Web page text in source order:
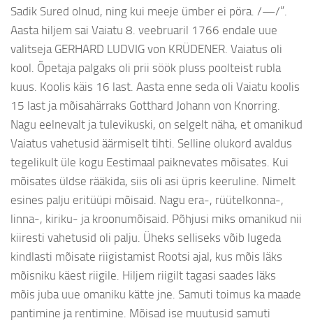
Sadik Sured olnud, ning kui meeje ümber ei pöra. /—/”.
Aasta hiljem sai Vaiatu 8. veebruaril 1766 endale uue
valitseja GERHARD LUDVIG von KRÜDENER. Vaiatus oli
kool. Õpetaja palgaks oli prii söök pluss poolteist rubla
kuus. Koolis käis 16 last. Aasta enne seda oli Vaiatu koolis
15 last ja mõisahärraks Gotthard Johann von Knorring.
Nagu eelnevalt ja tulevikuski, on selgelt näha, et omanikud
Vaiatus vahetusid äärmiselt tihti. Selline olukord avaldus
tegelikult üle kogu Eestimaal paiknevates mõisates. Kui
mõisates üldse rääkida, siis oli asi üpris keeruline. Nimelt
esines palju eritüüpi mõisaid. Nagu era-, rüütelkonna-,
linna-, kiriku- ja kroonumõisaid. Põhjusi miks omanikud nii
kiiresti vahetusid oli palju. Üheks selliseks võib lugeda
kindlasti mõisate riigistamist Rootsi ajal, kus mõis läks
mõisniku käest riigile. Hiljem riigilt tagasi saades läks
mõis juba uue omaniku kätte jne. Samuti toimus ka maade
pantimine ja rentimine. Mõisad ise muutusid samuti